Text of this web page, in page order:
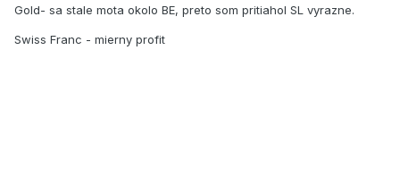
Gold- sa stale mota okolo BE, preto som pritiahol SL vyrazne.
Swiss Franc - mierny profit